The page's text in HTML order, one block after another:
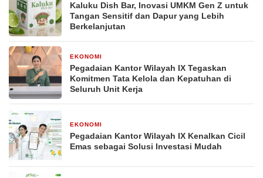
Kaluku Dish Bar, Inovasi UMKM Gen Z untuk
Tangan Sensitif dan Dapur yang Lebih
Berkelanjutan
EKONOMI
Pegadaian Kantor Wilayah IX Tegaskan
Komitmen Tata Kelola dan Kepatuhan di
Seluruh Unit Kerja
EKONOMI
Pegadaian Kantor Wilayah IX Kenalkan Cicil
Emas sebagai Solusi Investasi Mudah